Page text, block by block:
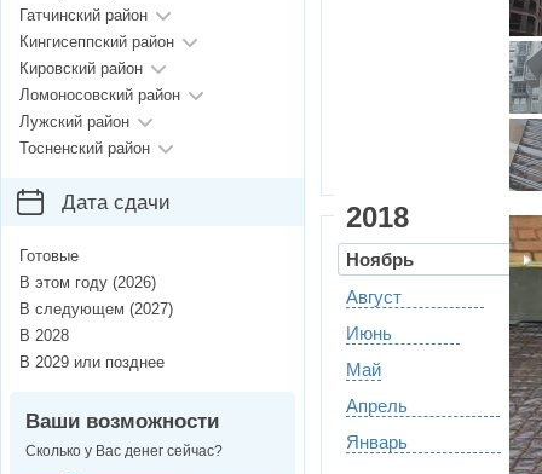
2018
Ноябрь
Август
Июнь
Май
Апрель
Январь
Гатчинский район
Кингисеппский район
Кировский район
Ломоносовский район
Лужский район
Тосненский район
Дата сдачи
Готовые
В этом году (2026)
В следующем (2027)
В 2028
В 2029 или позднее
Ваши возможности
Сколько у Вас денег сейчас?